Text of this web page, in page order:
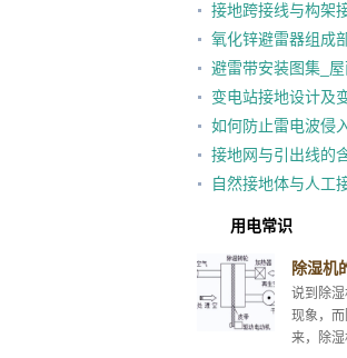
接地跨接线与构架
氧化锌避雷器组成
避雷带安装图集_
变电站接地设计及
如何防止雷电波侵
措施
接地网与引出线的
自然接地体与人工
用电常识
除湿机
说到除
现象，
来，除